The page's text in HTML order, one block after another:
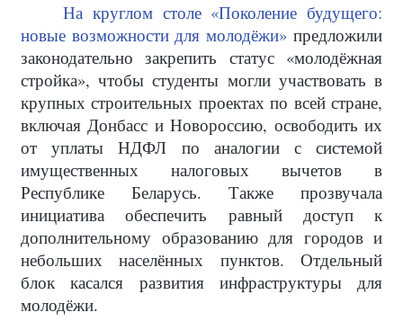
На круглом столе «Поколение будущего:
новые возможности для молодёжи»предложили
законодательно закрепить статус «молодёжная
стройка», чтобы студенты могли участвовать в
крупных строительных проектах по всей стране,
включая Донбасс и Новороссию, освободить их
от уплаты НДФЛ по аналогии с системой
имущественных налоговых вычетов в
Республике Беларусь. Также прозвучала
инициатива обеспечить равный доступ к
дополнительному образованию для городов и
небольших населённых пунктов. Отдельный
блок касался развития инфраструктуры для
молодёжи.